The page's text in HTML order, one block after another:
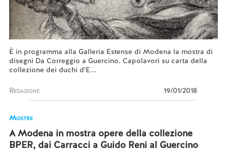
È in programma alla Galleria Estense di Modena la mostra di
disegni Da Correggio a Guercino. Capolavori su carta della
collezione dei duchi d'E...
Redazione 19/01/2018
Mostre
A Modena in mostra opere della collezione
BPER, dai Carracci a Guido Reni al Guercino